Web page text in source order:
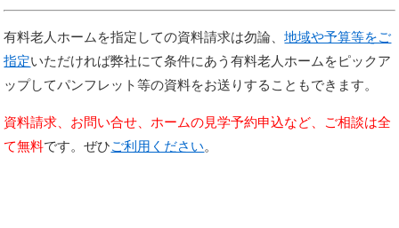
有料老人ホームを指定しての資料請求は勿論、地域や予算等をご
指定いただければ弊社にて条件にあう有料老人ホームをピックア
ップしてパンフレット等の資料をお送りすることもできます。
資料請求、お問い合せ、ホームの見学予約申込など、ご相談は全
て無料です。ぜひご利用ください。